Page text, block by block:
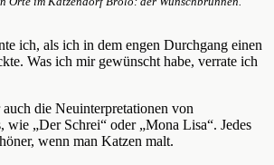
ich, als ich in dem engen Durchgang einen
Was ich mir gewünscht habe, verrate ich
die Neuinterpretationen von
wie „Der Schrei“ oder „Mona Lisa“. Jedes
wenn man Katzen malt.